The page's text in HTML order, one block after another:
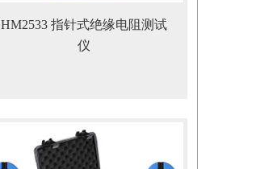
HM2533 指针式绝缘电阻测试
仪